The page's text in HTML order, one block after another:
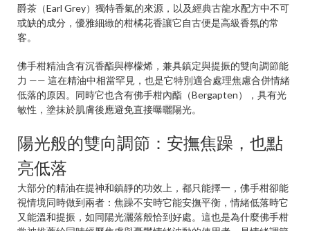
爵茶（Earl Grey）獨特香氣的來源，以及經典古龍水配方中不可
或缺的成分，優雅細緻的柑橘花香讓它自古便是高級香氛的常
客。
佛手柑精油含有沉香酯與檸檬烯，兼具鎮定與提振的雙向調節能
力 —— 這在精油中相當罕見，也是它特別適合處理焦慮合併情緒
低落的原因。同時它也含有佛手柑內酯（Bergapten），具有光
敏性，塗抹於肌膚後應避免直接曝曬陽光。
陽光般的雙向調節：安撫焦躁，也點
亮低落
大部分的精油在提神和鎮靜的功效上，都只能擇一，佛手柑卻能
視情境同時做到兩者：焦躁不安時它能安撫平衡，情緒低落時它
又能溫和提振，如同陽光灑落般恰到好處。這也是為什麼佛手柑